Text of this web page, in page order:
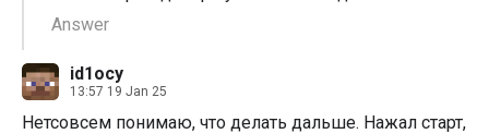
Answer
id1ocy
13:57 19 Jan 25
Нетсовсем понимаю, что делать дальше. Нажал старт,